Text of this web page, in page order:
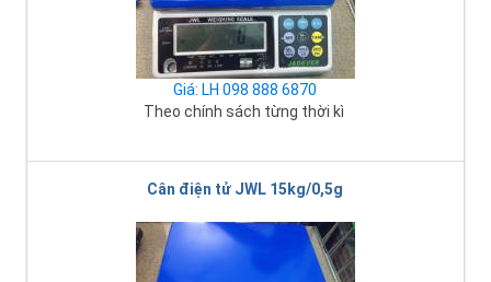
Giá: LH 098 888 6870
Theo chính sách từng thời kì
Cân điện tử JWL 15kg/0,5g